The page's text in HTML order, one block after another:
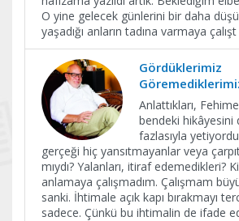
O yine gelecek günlerini bir daha
yaşadığı anların tadına varmaya çalışt
Gördüklerimiz
Anlattıkları, Fehime
bendeki hikâyesini
fazlasıyla
gerçeği hiç yansıtmayanlar veya
mıydı? Yalanları, itiraf edemedikleri?
anlamaya çalışmadım. Çalışmam
sanki. İhtimale açık kapı bırakmayı
sadece. Çünkü bu ihtimalin de ifade